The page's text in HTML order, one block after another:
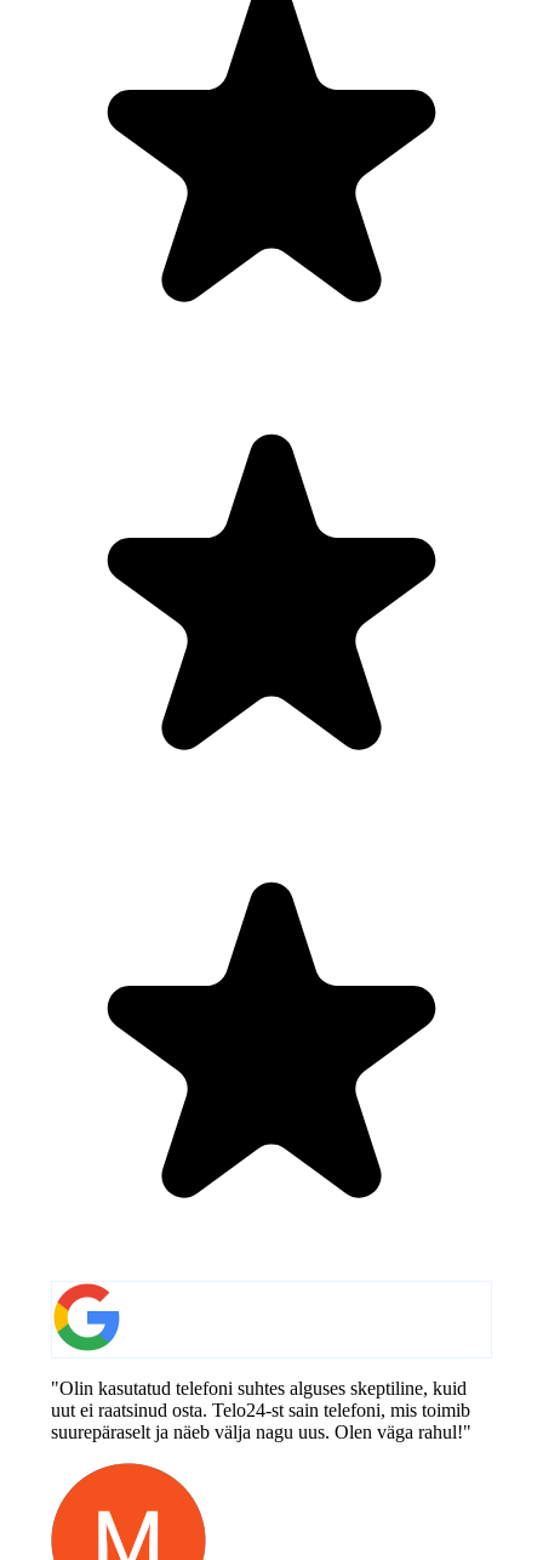
"Olin kasutatud telefoni suhtes alguses skeptiline, kuid
uut ei raatsinud osta. Telo24-st sain telefoni, mis toimib
suurepäraselt ja näeb välja nagu uus. Olen väga rahul!"